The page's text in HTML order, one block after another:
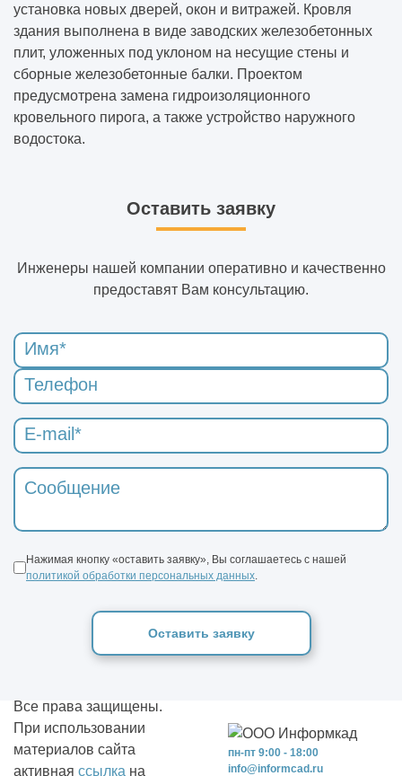
установка новых дверей, окон и витражей. Кровля
здания выполнена в виде заводских железобетонных
плит, уложенных под уклоном на несущие стены и
сборные железобетонные балки. Проектом
предусмотрена замена гидроизоляционного
кровельного пирога, а также устройство наружного
водостока.
Оставить заявку
Инженеры нашей компании оперативно и качественно
предоставят Вам консультацию.
Нажимая кнопку «оставить заявку», Вы соглашаетесь с нашей
политикой обработки персональных данных
Оставить заявку
пн-пт 9:00 - 18:00
info@informcad.ru
Все права защищены.
При использовании
материалов сайта
активная ссылка на